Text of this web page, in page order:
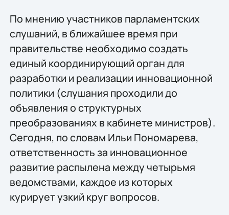
По мнению участников парламентских
слушаний, в ближайшее время при
правительстве необходимо создать
единый координирующий орган для
разработки и реализации инновационной
политики (слушания проходили до
объявления о структурных
преобразованиях в кабинете министров).
Сегодня, по словам Ильи Пономарева,
ответственность за инновационное
развитие распылена между четырьмя
ведомствами, каждое из которых
курирует узкий круг вопросов.